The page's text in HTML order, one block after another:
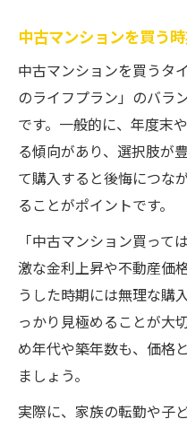
中古マンションを買う
中古マンションを買うタ
のライフプラン」のバラ
です。一般的に、年度末
る傾向があり、選択肢が
て購入すると後悔につな
ることがポイントです。
「中古マンション買っ
激な金利上昇や不動産価
うした時期には無理な購
っかり見極めることが大
め年代や築年数も、価格
ましょう。
実際に、家族の転勤や子